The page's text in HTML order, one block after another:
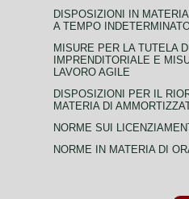
DISPOSIZIONI IN
A TEMPO
MISURE PER LA TUTELA
IMPRENDITORIALE E
LAVORO AGILE
DISPOSIZIONI PER IL
MATERIA DI
NORME SUI
NORME IN MATERIA DI